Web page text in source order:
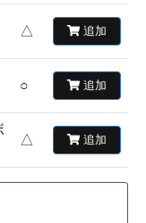
△ 追加
○ 追加
△ 追加